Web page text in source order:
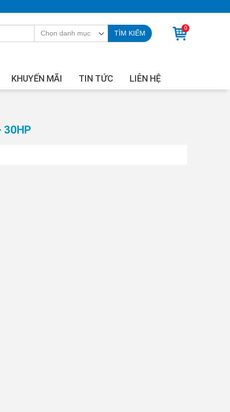
TÌM KIẾM
0
KHUYẾN MÃI TIN TỨC LIÊN HỆ
30HP